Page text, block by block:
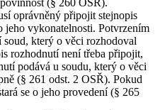
oprávněný připojit stejnopis
jeho vykonatelnosti. Potvrzením
který o věci rozhodoval
rozhodnutí není třeba připojit,
podává u soudu, který o věci
(§ 261 odst. 2 OSŘ). Pokud
se o jeho provedení (§ 265